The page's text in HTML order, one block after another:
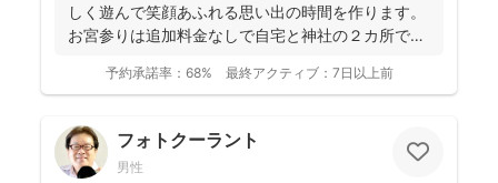
しく遊んで笑顔あふれる思い出の時間を作ります。
お宮参りは追加料金なしで自宅と神社の２カ所で撮
予約承諾率： 68% 最終アクティブ： 7日以上前
フォトクーラント
男性